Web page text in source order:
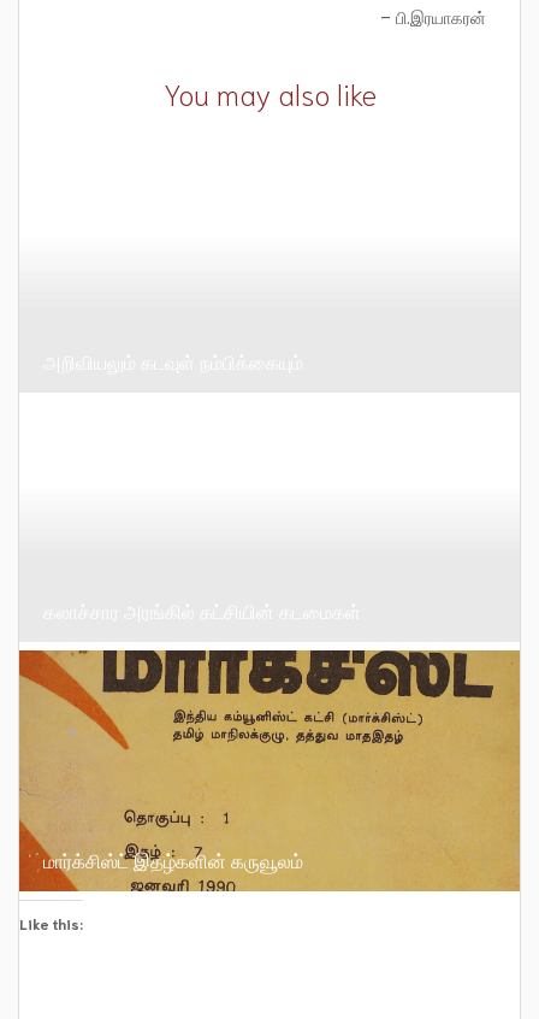
– பி.இரயாகரன்
You may also like
மார்க்சிஸ்ட் இதழ்களின் கருவூலம்
Like this: